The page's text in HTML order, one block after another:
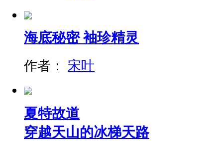
海底秘密 袖珍精灵
作者： 宋叶
夏特故道
穿越天山的冰梯天路